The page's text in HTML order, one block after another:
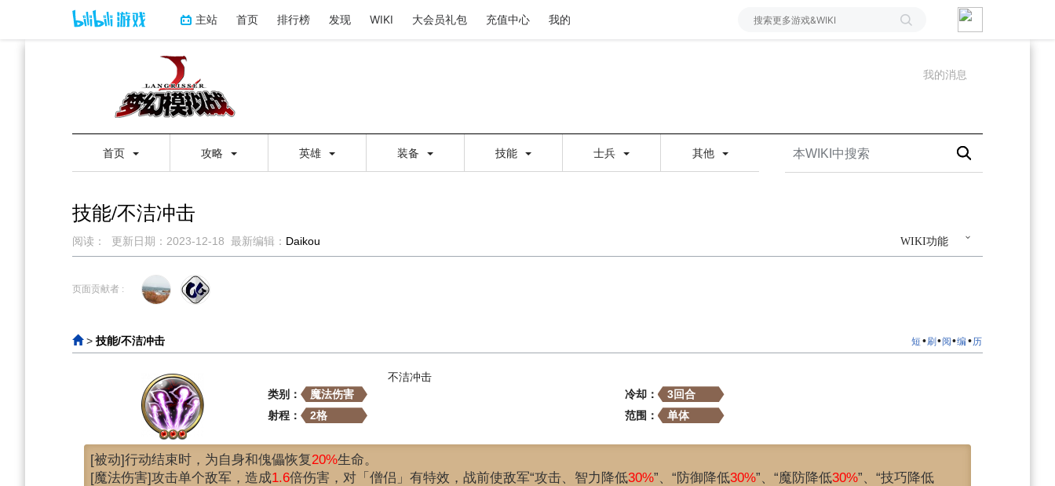
主站 首页 排行榜 发现 WIKI 大会员礼包 充值中心 我的
我的消息
首页 攻略 英雄 装备 技能 士兵 其他
技能/不洁冲击
WIKI功能
阅读： 更新日期： 2023-12-18 最新编辑： Daikou
到
到
页面贡献者 :
> 技能/不洁冲击 短 •刷•阅•编•历
不洁冲击
类别：
魔法伤害 冷却：
3回合
射程：
2格 范围： 单体
[被动]行动结束时，为自身和傀儡恢复20%生命。
[魔法伤害]攻击单个敌军，造成1.6倍伤害，对「僧侣」有特效，战前使敌军“攻击、智力降低30%”、“防御降低30%”、“魔防降低30%”、“技巧降低